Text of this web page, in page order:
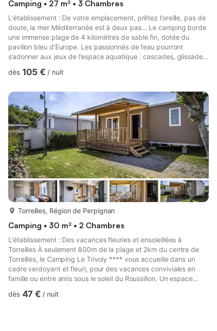
Camping • 27 m² • 3 Chambres
L'établissement : De votre emplacement, prêtez l’oreille, pas de
doute, la mer Méditerranée est à deux pas… Le camping borde
une immense plage de 4 kilomètres de sable fin, dotée du
pavillon bleu d’Europe. Les passionnés de l’eau pourront
s’adonner aux jeux de l’espace aquatique : cascades, glissades,
chauffée. Tous les plaisirs réunis pour grands et petits. Nos
enfants soit magique. Tout est fait à leur mesure. Les plus petits
pourront se livrer à leurs activités préféré...
dès 105 € / nuit
Torreilles, Région de Perpignan
Camping • 30 m² • 2 Chambres
L'établissement : Des vacances fleuries et ensoleillées à
Torreilles À seulement 800m de la plage et 2km du centre de
Torreilles, le Camping Le Trivoly **** vous accueille dans un
cadre verdoyant et fleuri, pour des vacances conviviales en
famille ou entre amis sous le soleil du Roussillon. Un espace
3 toboggans aquatiques pour des sensations fortes • Lagon
dès 47 € / nuit